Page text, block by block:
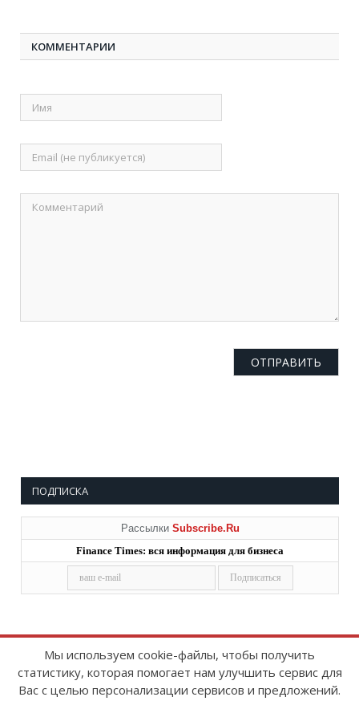
КОММЕНТАРИИ
ПОДПИСКА
Рассылки Subscribe.Ru
Finance Times: вся информация для бизнеса
Copyright © 2008-2026FinanceTimes
Зарегистрировано в Роскомнадзоре
Мы используем cookie-файлы, чтобы получить
статистику, которая помогает нам улучшить сервис для
Вас с целью персонализации сервисов и предложений.